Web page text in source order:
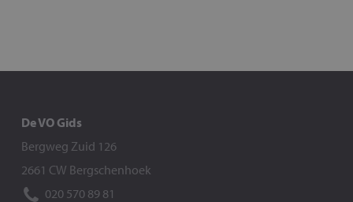
De VO Gids
Bergweg Zuid 126
2661 CW Bergschenhoek
020 570 89 81